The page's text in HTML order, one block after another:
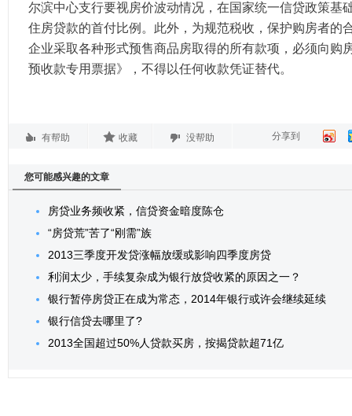
尔滨中心支行要视房价波动情况，在国家统一信贷政策基
住房贷款的首付比例。此外，为规范税收，保护购房者的
企业采取各种形式预售商品房取得的所有款项，必须向购
预收款专用票据》，不得以任何收款凭证替代。
有帮助 收藏 没帮助 分享到
您可能感兴趣的文章
房贷业务频收紧，信贷资金暗度陈仓
“房贷荒”苦了“刚需”族
2013三季度开发贷涨幅放缓或影响四季度房贷
利润太少，手续复杂成为银行放贷收紧的原因之一？
银行暂停房贷正在成为常态，2014年银行或许会继续延续
银行信贷去哪里了?
2013全国超过50%人贷款买房，按揭贷款超71亿